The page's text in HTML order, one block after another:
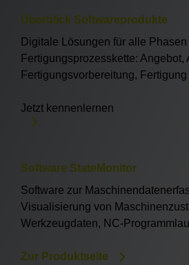
Überblick Softwareprodukte
Digitale Lösungen für alle Phasen
Fertigungsprozesskette: Angebot,
Fertigungsvorbereitung,
Jetzt kennenlernen
Software StateMonitor
Software zur
Visualisierung von
Werkzeugdaten, NC-
Zur Produktseite